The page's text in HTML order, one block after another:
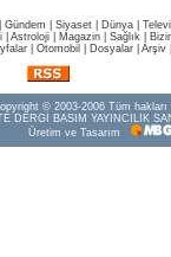
Gündem Siyaset Dünya |
Astroloji Magazin Sağlık
Otomobil Dosyalar Arşiv
© 2003-2006 Tüm hakları
DERGİ BASIM YAYINCILIK
Üretim ve Tasarım